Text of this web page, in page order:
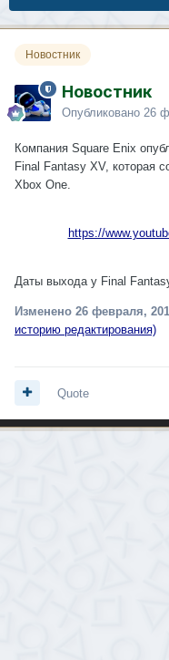
Новостник
Новостник
Опубликовано 26
Компания Square Enix
Final Fantasy XV, которая
Xbox One.
https://
Даты выхода у Final
Изменено 26 февраля,
историю редактирования)
Quote